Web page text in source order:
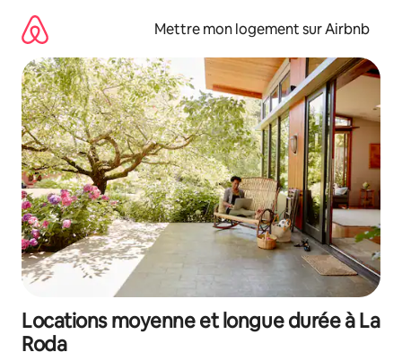
directement
contenu
Mettre mon logement sur Airbnb
Locations moyenne et longue durée à La
Roda